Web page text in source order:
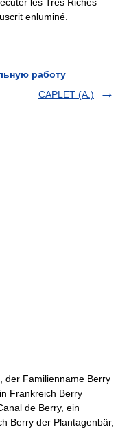
les Très Riches
enluminé.
работу
CAPLET (A.)
Familienname Berry
Frankreich Berry
de Berry, ein
Berry der Plantagenbär,